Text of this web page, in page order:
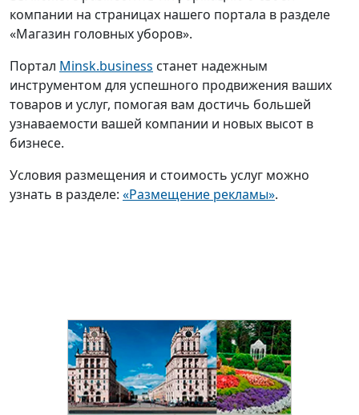
компании на страницах нашего портала в разделе
«Магазин головных уборов».
Портал Minsk.business станет надежным
инструментом для успешного продвижения ваших
товаров и услуг, помогая вам достичь большей
узнаваемости вашей компании и новых высот в
бизнесе.
Условия размещения и стоимость услуг можно
узнать в разделе: «Размещение рекламы».